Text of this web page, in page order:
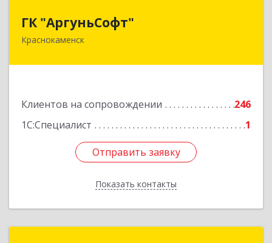
ГК "АргуньСофт"
Краснокаменск
Клиентов на сопровождении
246
1С:Специалист
1
Отправить заявку
Показать контакты
674673, Забайкальский край, Краснокаменский
Подробнее
Отправить заявку
Назад